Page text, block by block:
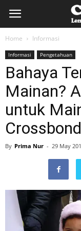
lemkayu.net
Kayu,
Kertas,
Home Informasi
Informasi Pengetahuan
Bahaya
Mainan?
untuk
By Prima Nur - 29 May